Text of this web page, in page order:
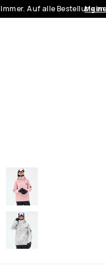
Immer. Auf alle Bestellungen.